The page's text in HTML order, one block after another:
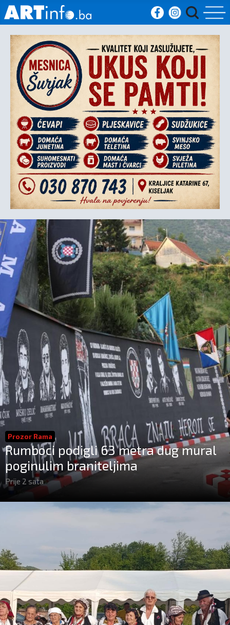
Početna
Vijesti
Sport
Kultura
Crna
kronika
Politika
Zanimljivosti
Prozor Rama
Rumboci podigli 63 metra dug mural
poginulim braniteljima
Prije 2 sata